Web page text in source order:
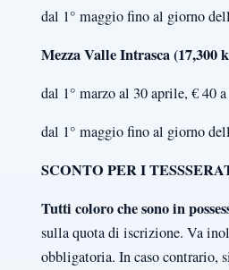
dal 1° maggio fino al giorno
Mezza Valle Intrasca (17,300
dal 1° marzo al 30 aprile, € 40
dal 1° maggio fino al giorno
SCONTO PER I
Tutti coloro che sono in
sulla quota di iscrizione. Va
obbligatoria. In caso contrario,